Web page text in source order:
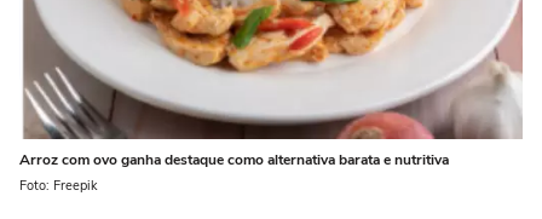
Arroz com ovo ganha destaque como alternativa barata e nutritiva
Foto: Freepik